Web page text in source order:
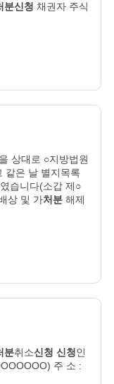
분신청 채권자 주식
상대로 ○지방법원
같은 날 별지목록
습니다(소갑 제○
상 및 가처분 해제
분취소신청 신청인
주 소 :